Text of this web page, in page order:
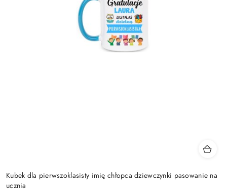
Kubek dla pierwszoklasisty imię chłopca dziewczynki pasowanie na
ucznia